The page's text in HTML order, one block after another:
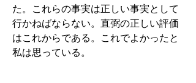
た。これらの事実は正しい事実として
行かねばならない。直弼の正しい評価
はこれからである。これでよかったと
私は思っている。